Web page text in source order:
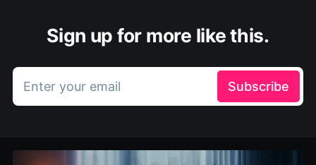
Sign up for more like this.
Enter your email Subscribe